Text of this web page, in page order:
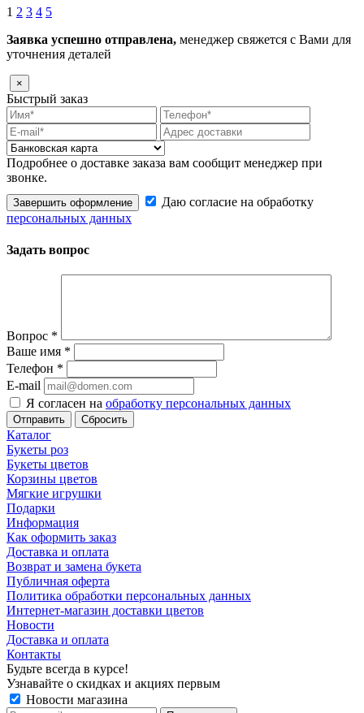
1 2 3 4 5
Заявка успешно отправлена, менеджер свяжется с Вами для
уточнения деталей
×
Быстрый заказ
Подробнее о доставке заказа вам сообщит менеджер при
звонке.
Завершить оформление
Даю согласие на обработку
персональных данных
Задать вопрос
Вопрос *
Ваше имя *
Телефон *
E-mail
Я согласен на обработку персональных данных
Сбросить
Каталог
Букеты роз
Букеты цветов
Корзины цветов
Мягкие игрушки
Подарки
Информация
Как оформить заказ
Доставка и оплата
Возврат и замена букета
Публичная оферта
Политика обработки персональных данных
Интернет-магазин доставки цветов
Новости
Доставка и оплата
Контакты
Будьте всегда в курсе!
Узнавайте о скидках и акциях первым
Новости магазина